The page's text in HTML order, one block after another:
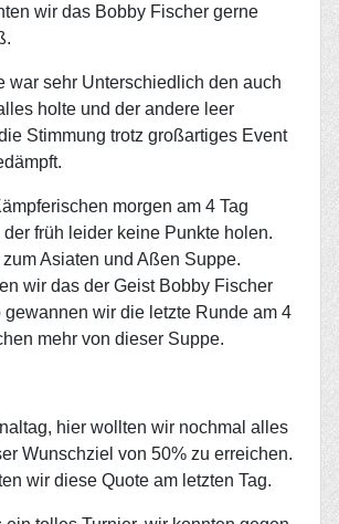
wir das Bobby Fischer gerne
war sehr Unterschiedlich den auch
holte und der andere leer
Stimmung trotz großartiges Event
morgen am 4 Tag
der früh leider keine Punkte holen.
Asiaten und Aßen Suppe.
wir das der Geist Bobby Fischer
gewannen wir die letzte Runde am 4
mehr von dieser Suppe.
hier wollten wir nochmal alles
Wunschziel von 50% zu erreichen.
wir diese Quote am letzten Tag.